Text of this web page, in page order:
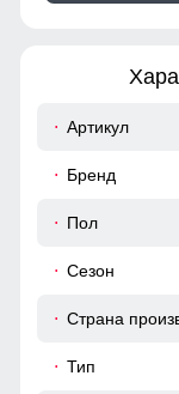
Артикул
Бренд
Пол
Сезон
Страна
Тип